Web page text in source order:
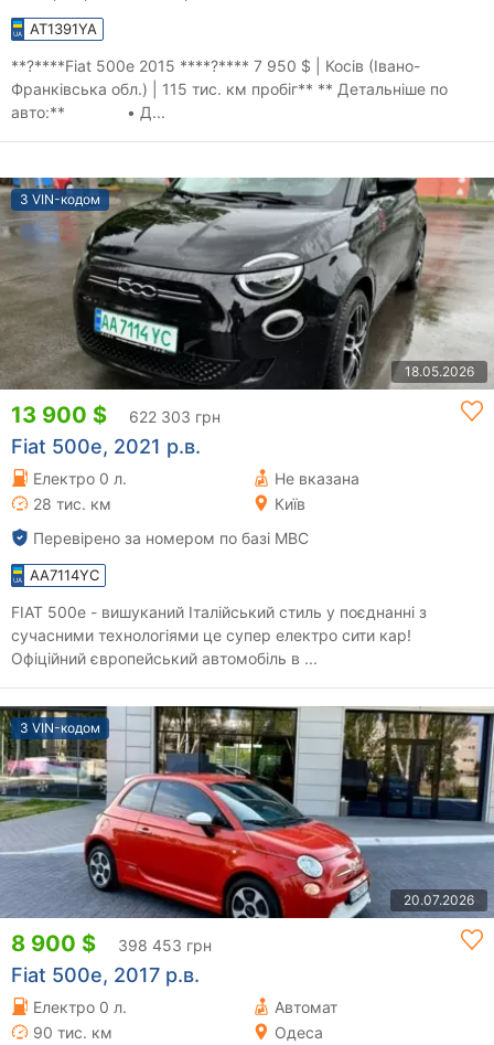
AT1391YA
**?****Fiat 500e 2015 ****?**** 7 950 $ | Косів (Івано-
Франківська обл.) | 115 тис. км пробіг** ** Детальніше по
авто:** • Д...
З VIN-кодом
18.05.2026
13 900 $ 622 303 грн
Fiat 500e, 2021 р.в.
Електро 0 л.
Не вказана
28 тис. км
Київ
Перевірено за номером по базі МВС
AA7114YC
FIAT 500e - вишуканий Італійський стиль у поєднанні з
сучасними технологіями це супер електро сити кар!
Офіційний європейський автомобіль в ...
З VIN-кодом
20.07.2026
8 900 $ 398 453 грн
Fiat 500e, 2017 р.в.
Електро 0 л.
Автомат
90 тис. км
Одеса